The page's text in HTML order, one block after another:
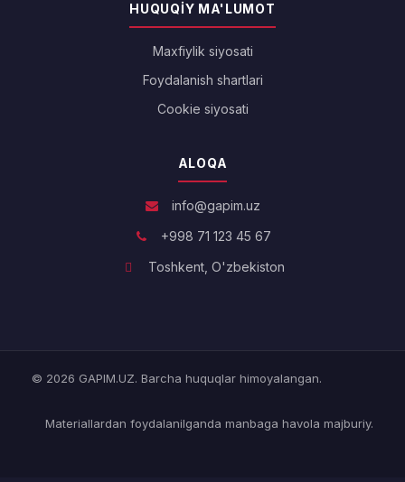
HUQUQIY MA'LUMOT
Maxfiylik siyosati
Foydalanish shartlari
Cookie siyosati
ALOQA
info@gapim.uz
+998 71 123 45 67
Toshkent, O'zbekiston
© 2026 GAPIM.UZ. Barcha huquqlar himoyalangan.
Materiallardan foydalanilganda manbaga havola majburiy.